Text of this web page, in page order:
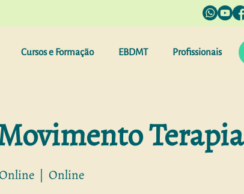
Cursos e Formação EBDMT Profissionais
Terapia
  |
Online